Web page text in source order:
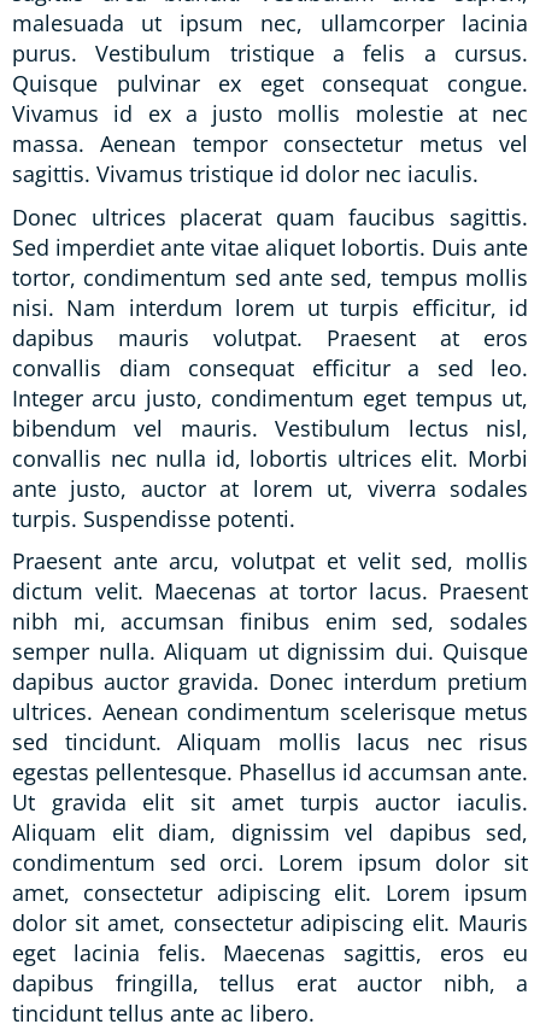
malesuada ut ipsum nec, ullamcorper lacinia
purus. Vestibulum tristique a felis a cursus.
Quisque pulvinar ex eget consequat congue.
Vivamus id ex a justo mollis molestie at nec
massa. Aenean tempor consectetur metus vel
sagittis. Vivamus tristique id dolor nec iaculis.
Donec ultrices placerat quam faucibus sagittis.
Sed imperdiet ante vitae aliquet lobortis. Duis ante
tortor, condimentum sed ante sed, tempus mollis
nisi. Nam interdum lorem ut turpis efficitur, id
dapibus mauris volutpat. Praesent at eros
convallis diam consequat efficitur a sed leo.
Integer arcu justo, condimentum eget tempus ut,
bibendum vel mauris. Vestibulum lectus nisl,
convallis nec nulla id, lobortis ultrices elit. Morbi
ante justo, auctor at lorem ut, viverra sodales
turpis. Suspendisse potenti.
Praesent ante arcu, volutpat et velit sed, mollis
dictum velit. Maecenas at tortor lacus. Praesent
nibh mi, accumsan finibus enim sed, sodales
semper nulla. Aliquam ut dignissim dui. Quisque
dapibus auctor gravida. Donec interdum pretium
ultrices. Aenean condimentum scelerisque metus
sed tincidunt. Aliquam mollis lacus nec risus
egestas pellentesque. Phasellus id accumsan ante.
Ut gravida elit sit amet turpis auctor iaculis.
Aliquam elit diam, dignissim vel dapibus sed,
condimentum sed orci. Lorem ipsum dolor sit
amet, consectetur adipiscing elit. Lorem ipsum
dolor sit amet, consectetur adipiscing elit. Mauris
eget lacinia felis. Maecenas sagittis, eros eu
dapibus fringilla, tellus erat auctor nibh, a
tincidunt tellus ante ac libero.